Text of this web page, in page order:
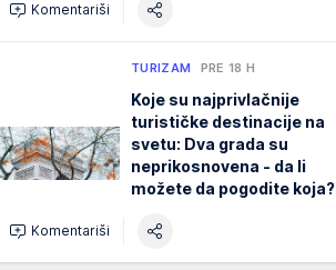
Komentariši
TURIZAM PRE 18 H
Koje su najprivlačnije
turističke destinacije na
svetu: Dva grada su
neprikosnovena - da li
možete da pogodite koja?
Komentariši